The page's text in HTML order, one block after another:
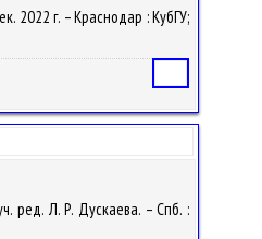
2022 г. – Краснодар : КубГУ;
ред. Л. Р. Дускаева. – Спб. :